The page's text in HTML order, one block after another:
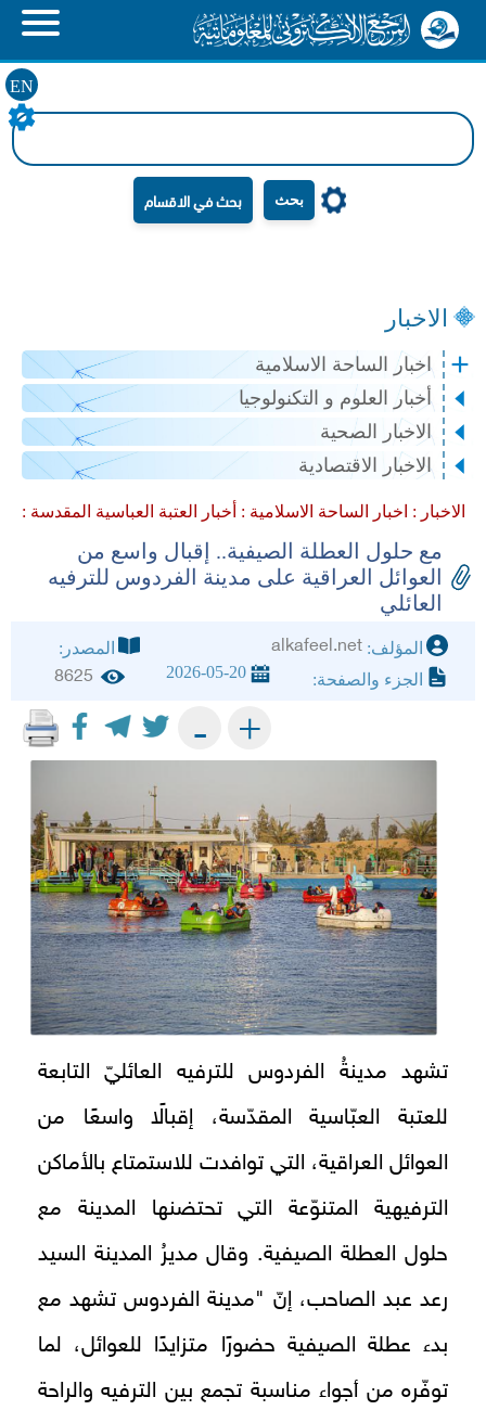
EN
بحث
الاخبار
اخبار الساحة الاسلامية
أخبار العلوم و التكنولوجيا
الاخبار الصحية
الاخبار الاقتصادية
الاخبار : اخبار الساحة الاسلامية : أخبار العتبة العباسية المقدسة :
مع حلول العطلة الصيفية.. إقبال واسع من
العوائل العراقية على مدينة الفردوس للترفيه
العائلي
المؤلف: alkafeel.net
المصدر:
الجزء والصفحة:
2026-05-20
8625
+
-
تشهد مدينةُ الفردوس للترفيه العائليّ التابعة
للعتبة العبّاسية المقدّسة، إقبالًا واسعًا من
العوائل العراقية، التي توافدت للاستمتاع بالأماكن
الترفيهية المتنوّعة التي تحتضنها المدينة مع
حلول العطلة الصيفية. وقال مديرُ المدينة السيد
رعد عبد الصاحب، إنّ "مدينة الفردوس تشهد مع
بدء عطلة الصيفية حضورًا متزايدًا للعوائل، لما
توفّره من أجواء مناسبة تجمع بين الترفيه والراحة